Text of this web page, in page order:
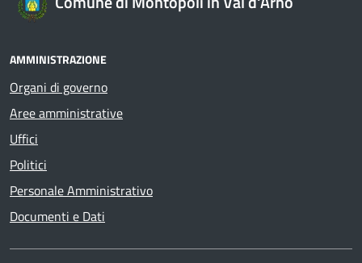
AMMINISTRAZIONE
Organi di governo
Aree amministrative
Uffici
Politici
Personale Amministrativo
Documenti e Dati